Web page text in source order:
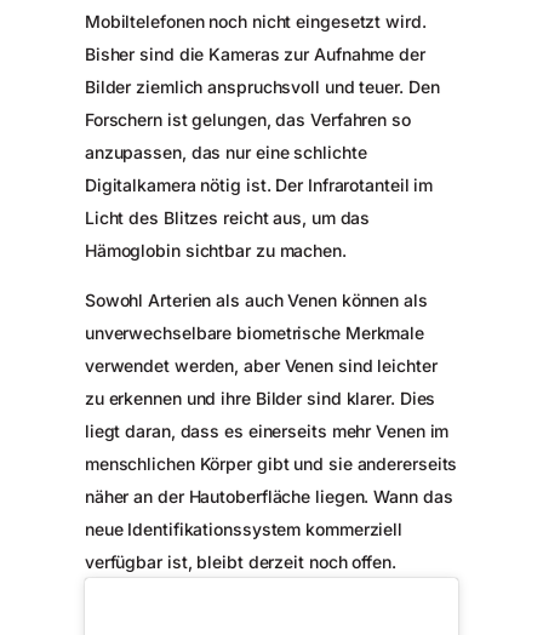
Mobiltelefonen noch nicht eingesetzt wird.
Bisher sind die Kameras zur Aufnahme der
Bilder ziemlich anspruchsvoll und teuer. Den
Forschern ist gelungen, das Verfahren so
anzupassen, das nur eine schlichte
Digitalkamera nötig ist. Der Infrarotanteil im
Licht des Blitzes reicht aus, um das
Hämoglobin sichtbar zu machen.
Sowohl Arterien als auch Venen können als
unverwechselbare biometrische Merkmale
verwendet werden, aber Venen sind leichter
zu erkennen und ihre Bilder sind klarer. Dies
liegt daran, dass es einerseits mehr Venen im
menschlichen Körper gibt und sie andererseits
näher an der Hautoberfläche liegen. Wann das
neue Identifikationssystem kommerziell
verfügbar ist, bleibt derzeit noch offen.